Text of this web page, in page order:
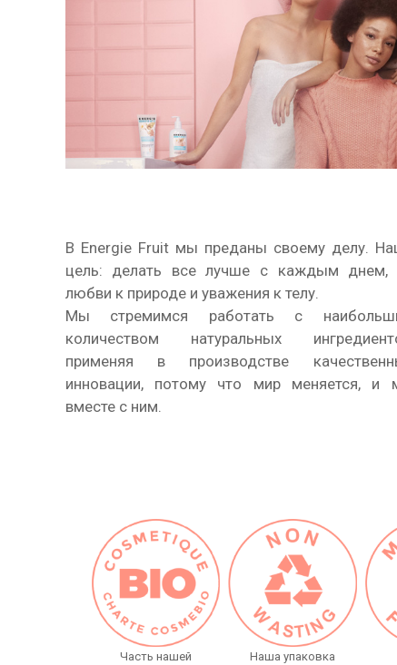
В Energie Fruit мы преданы своему делу.
цель: делать все лучше с каждым днем,
любви к природе и уважения к телу.
Мы стремимся работать с
количеством натуральных
применяя в производстве
инновации, потому что мир меняется, и
вместе с ним.
Часть нашей
Наша упаковка